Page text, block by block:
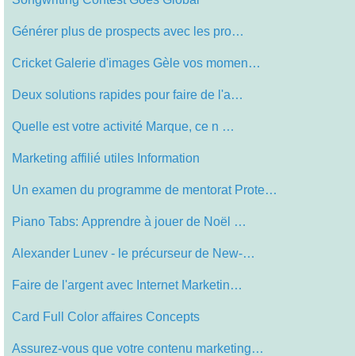
Générer plus de prospects avec les pro…
Cricket Galerie d'images Gèle vos momen…
Deux solutions rapides pour faire de l'a…
Quelle est votre activité Marque, ce n …
Marketing affilié utiles Information
Un examen du programme de mentorat Prote…
Piano Tabs: Apprendre à jouer de Noël …
Alexander Lunev - le précurseur de New-…
Faire de l'argent avec Internet Marketin…
Card Full Color affaires Concepts
Assurez-vous que votre contenu marketing…